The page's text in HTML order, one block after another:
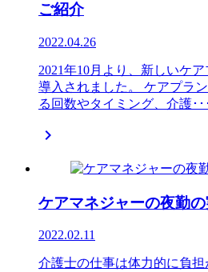
ご紹介
2022.04.26
2021年10月より、新しいケ
導入されました。 ケアプラ
る回数やタイミング、介護･･･

ケアマネジャーの夜勤
2022.02.11
介護士の仕事は体力的に負